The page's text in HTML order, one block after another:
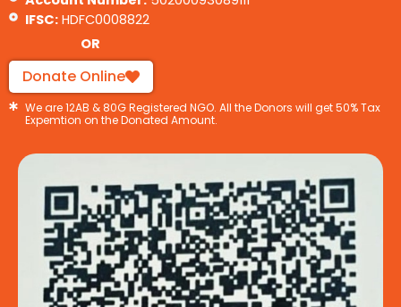
IFSC:HDFC0008822
OR
Donate Online
We are 12AB & 80G Registered NGO. All the Donors will get 50% Tax
Expemtion on the Donated Amount.